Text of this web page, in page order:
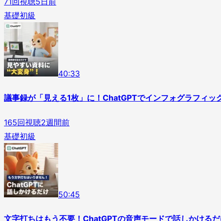
基礎初級
40:33
議事録が「見える1枚」に！ChatGPTでインフォグラフィッ
165回視聴2週間前
基礎初級
50:45
文字打ちはもう不要！ChatGPTの音声モードで話しかける